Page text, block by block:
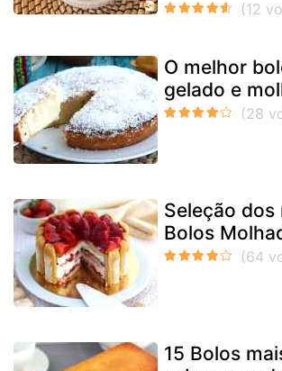
O melhor
gelado e
Seleção dos
Bolos
15 Bolos